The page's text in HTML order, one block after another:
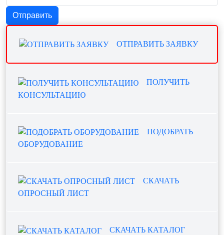
Отправить
ОТПРАВИТЬ ЗАЯВКУ
ПОЛУЧИТЬ
КОНСУЛЬТАЦИЮ
ПОДОБРАТЬ
ОБОРУДОВАНИЕ
СКАЧАТЬ
ОПРОСНЫЙ ЛИСТ
СКАЧАТЬ КАТАЛОГ